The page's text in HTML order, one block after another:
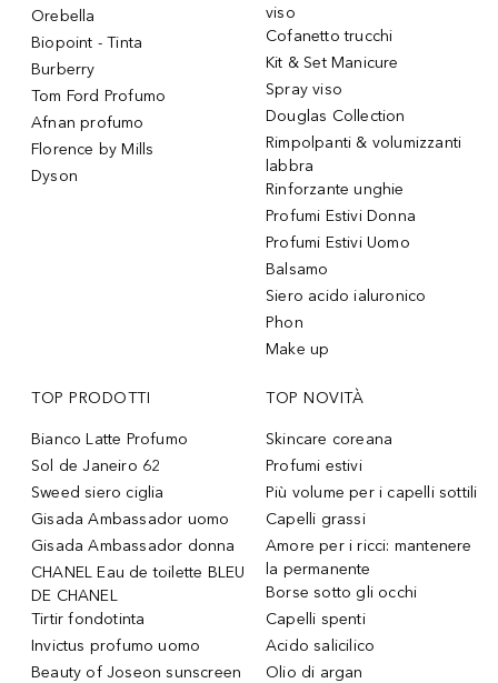
Orebella
Biopoint - Tinta
Burberry
Tom Ford Profumo
Afnan profumo
Florence by Mills
Dyson
viso
Cofanetto trucchi
Kit & Set Manicure
Spray viso
Douglas Collection
Rimpolpanti & volumizzanti
labbra
Rinforzante unghie
Profumi Estivi Donna
Profumi Estivi Uomo
Balsamo
Siero acido ialuronico
Phon
Make up
TOP PRODOTTI
Bianco Latte Profumo
Sol de Janeiro 62
Sweed siero ciglia
Gisada Ambassador uomo
Gisada Ambassador donna
CHANEL Eau de toilette BLEU
DE CHANEL
Tirtir fondotinta
Invictus profumo uomo
Beauty of Joseon sunscreen
TOP NOVITÀ
Skincare coreana
Profumi estivi
Più volume per i capelli sottili
Capelli grassi
Amore per i ricci: mantenere
la permanente
Borse sotto gli occhi
Capelli spenti
Acido salicilico
Olio di argan